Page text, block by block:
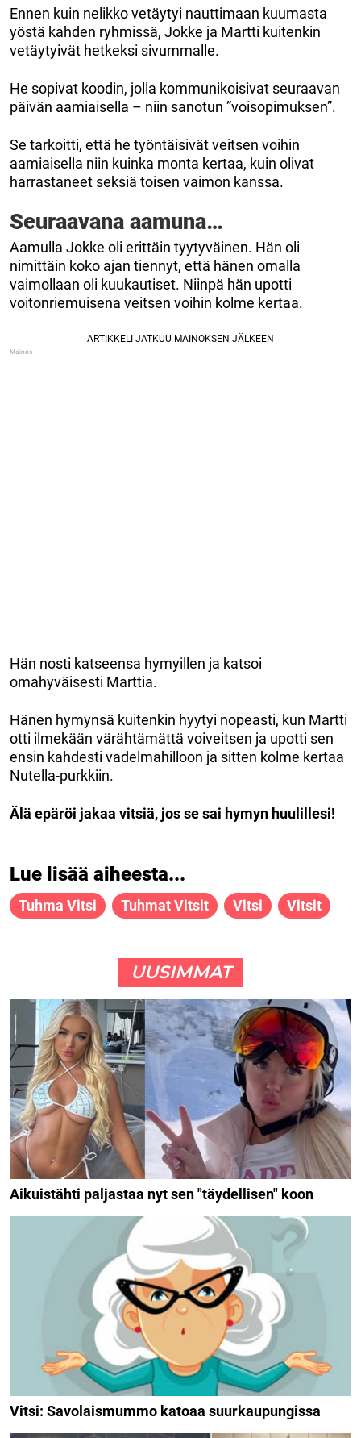
Ennen kuin nelikko vetäytyi nauttimaan kuumasta
yöstä kahden ryhmissä, Jokke ja Martti kuitenkin
vetäytyivät hetkeksi sivummalle.
He sopivat koodin, jolla kommunikoisivat seuraavan
päivän aamiaisella – niin sanotun ”voisopimuksen”.
Se tarkoitti, että he työntäisivät veitsen voihin
aamiaisella niin kuinka monta kertaa, kuin olivat
harrastaneet seksiä toisen vaimon kanssa.
Seuraavana aamuna…
Aamulla Jokke oli erittäin tyytyväinen. Hän oli
nimittäin koko ajan tiennyt, että hänen omalla
vaimollaan oli kuukautiset. Niinpä hän upotti
voitonriemuisena veitsen voihin kolme kertaa.
Hän nosti katseensa hymyillen ja katsoi
omahyväisesti Marttia.
Hänen hymynsä kuitenkin hyytyi nopeasti, kun Martti
otti ilmekään värähtämättä voiveitsen ja upotti sen
ensin kahdesti vadelmahilloon ja sitten kolme kertaa
Nutella-purkkiin.
Älä epäröi jakaa vitsiä, jos se sai hymyn huulillesi!
Lue lisää aiheesta...
Tuhma Vitsi Tuhmat Vitsit Vitsi Vitsit
UUSIMMAT
Aikuistähti paljastaa nyt sen "täydellisen" koon
Vitsi: Savolaismummo katoaa suurkaupungissa